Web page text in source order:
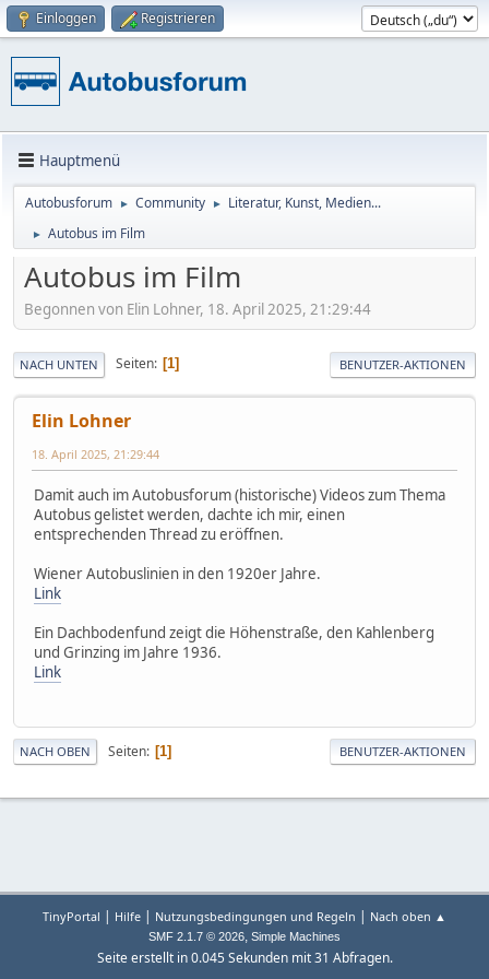
Einloggen Registrieren
Hauptmenü
Autobusforum ► Community ► Literatur, Kunst, Medien...
► Autobus im Film
Autobus im Film
Begonnen von Elin Lohner, 18. April 2025, 21:29:44
NACH UNTEN Seiten 1 BENUTZER-AKTIONEN
Elin Lohner
18. April 2025, 21:29:44
Damit auch im Autobusforum (historische) Videos zum Thema
Autobus gelistet werden, dachte ich mir, einen
entsprechenden Thread zu eröffnen.
Wiener Autobuslinien in den 1920er Jahre.
Link
Ein Dachbodenfund zeigt die Höhenstraße, den Kahlenberg
und Grinzing im Jahre 1936.
Link
NACH OBEN Seiten 1 BENUTZER-AKTIONEN
TinyPortal | Hilfe | Nutzungsbedingungen und Regeln | Nach oben ▲
SMF 2.1.7 © 2026, Simple Machines
Seite erstellt in 0.045 Sekunden mit 31 Abfragen.